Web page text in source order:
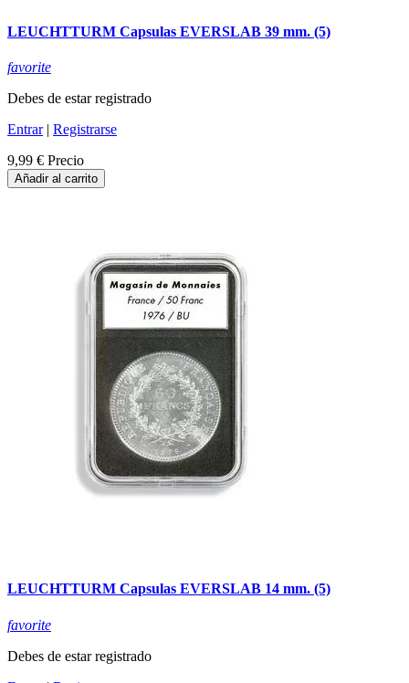
LEUCHTTURM Capsulas EVERSLAB 39 mm. (5)
favorite
Debes de estar registrado
Entrar| Registrarse
9,99 € Precio
Añadir al carrito
LEUCHTTURM Capsulas EVERSLAB 14 mm. (5)
favorite
Debes de estar registrado